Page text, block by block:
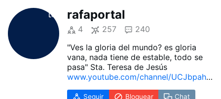
rafaportal
4 257
240
"Ves la gloria del mundo? es gloria
vana, nada tiene de estable, todo se
pasa" Sta. Teresa de Jesús
www.youtube.com/channel/UCJbpahL
Seguir Bloquear Chat